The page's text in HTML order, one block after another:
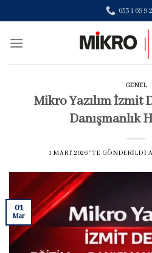
to
content
0531 699
GENEL
Mikro Yazılım İzmit
Danışmanlık
1 MART 2026’' TE GÖNDERILDI
01
Mar